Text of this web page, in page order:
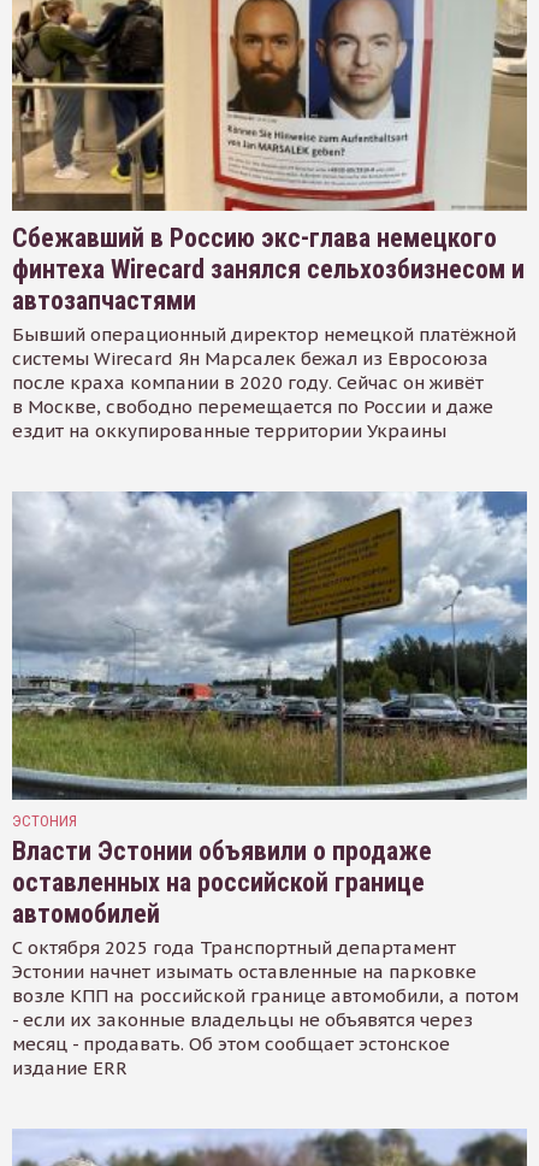
Сбежавший в Россию экс-глава немецкого
финтеха Wirecard занялся сельхозбизнесом и
автозапчастями
Бывший операционный директор немецкой платёжной
системы Wirecard Ян Марсалек бежал из Евросоюза
после краха компании в 2020 году. Сейчас он живёт
в Москве, свободно перемещается по России и даже
ездит на оккупированные территории Украины
ЭСТОНИЯ
Власти Эстонии объявили о продаже
оставленных на российской границе
автомобилей
С октября 2025 года Транспортный департамент
Эстонии начнет изымать оставленные на парковке
возле КПП на российской границе автомобили, а потом
- если их законные владельцы не объявятся через
месяц - продавать. Об этом сообщает эстонское
издание ERR